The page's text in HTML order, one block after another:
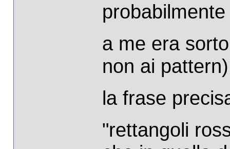
a me era
non ai
la frase
"rettangoli